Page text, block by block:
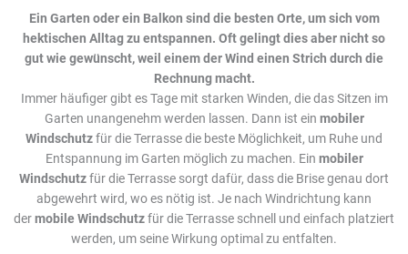
Ein Garten oder ein Balkon sind die besten Orte, um sich vom
hektischen Alltag zu entspannen. Oft gelingt dies aber nicht so
gut wie gewünscht, weil einem der Wind einen Strich durch die
Rechnung macht.
Immer häufiger gibt es Tage mit starken Winden, die das Sitzen im
Garten unangenehm werden lassen. Dann ist ein mobiler
Windschutzfür die Terrasse die beste Möglichkeit, um Ruhe und
Entspannung im Garten möglich zu machen. Ein mobiler
Windschutzfür die Terrasse sorgt dafür, dass die Brise genau dort
abgewehrt wird, wo es nötig ist. Je nach Windrichtung kann
dermobile Windschutzfür die Terrasse schnell und einfach platziert
werden, um seine Wirkung optimal zu entfalten.